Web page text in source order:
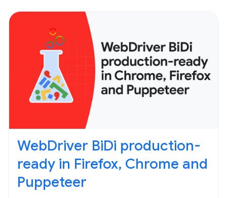
WebDriver BiDi production-
ready in Firefox, Chrome and
Puppeteer